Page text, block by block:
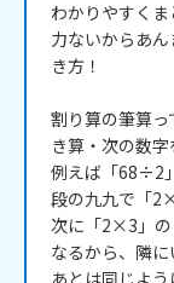
わかりやすく
力ないからあ
き方！
割り算の筆算
き算・次の数
例えば「68÷2
段の九九で「
次に「2×3」の
なるから、隣に